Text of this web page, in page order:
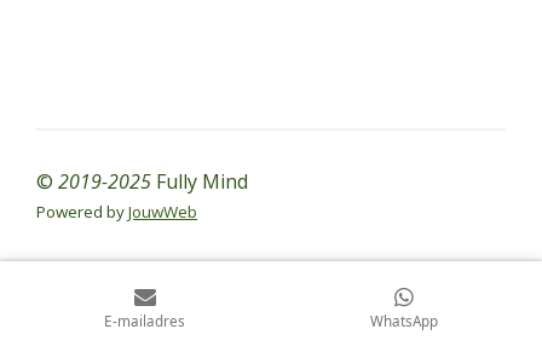
© 2019-2025 Fully Mind
Powered byJouwWeb
E-mailadres WhatsApp